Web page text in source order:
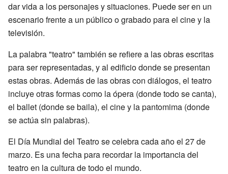
dar vida a los personajes y situaciones. Puede ser en un
escenario frente a un público o grabado para el cine y la
televisión.
La palabra "teatro" también se refiere a las obras escritas
para ser representadas, y al edificio donde se presentan
estas obras. Además de las obras con diálogos, el teatro
incluye otras formas como la ópera (donde todo se canta),
el ballet (donde se baila), el cine y la pantomima (donde
se actúa sin palabras).
El Día Mundial del Teatro se celebra cada año el 27 de
marzo. Es una fecha para recordar la importancia del
teatro en la cultura de todo el mundo.